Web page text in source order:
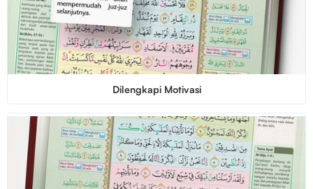
Dilengkapi Motivasi